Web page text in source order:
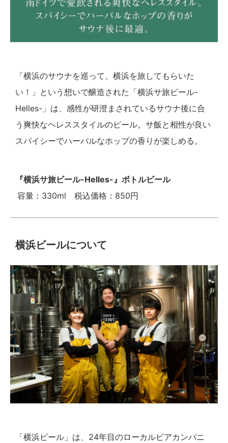
「横浜のサウナを巡って、横浜を旅してもらいた
い！」という想いで醸造された「横浜サ旅ビール-
Helles-」は、感性が研澄まされているサウナ後に合
う爽快なヘレススタイルのビール。サ飯と相性が良い
スパイシーでハーバルなホップの香りが楽しめる。
『横浜サ旅ビール-Helles-』ボトルビール
容量：330ml 税込価格：850円
横浜ビールについて
「横浜ビール」は、24年目のローカルビアカンパニ